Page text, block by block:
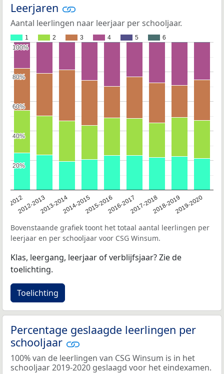
Leerjaren
Aantal leerlingen naar leerjaar per schooljaar.
1 2 3 4 5 6
20122012-20132013-20142014-20152015-20162016-20172017-20182018-20192019-2020
20%
20%
40%
40%
60%
60%
80%
80%
100%
100%
Bovenstaande grafiek toont het totaal aantal leerlingen per
leerjaar en per schooljaar voor CSG Winsum.
Klas, leergang, leerjaar of verblijfsjaar? Zie de
toelichting.
Toelichting
Percentage geslaagde leerlingen per
schooljaar
100% van de leerlingen van CSG Winsum is in het
schooljaar 2019-2020 geslaagd voor het eindexamen.